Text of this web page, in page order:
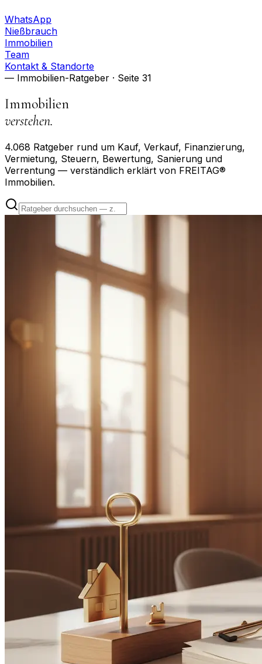
WhatsApp
Nießbrauch
Immobilien
Team
Kontakt & Standorte
— Immobilien-Ratgeber · Seite 31
Immobilien
verstehen.
4.068 Ratgeber rund um Kauf, Verkauf, Finanzierung,
Vermietung, Steuern, Bewertung, Sanierung und
Verrentung — verständlich erklärt von FREITAG®
Immobilien.